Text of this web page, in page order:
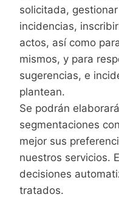
solicitada,
incidencias,
actos, así como
mismos, y para
sugerencias, e
plantean.
Se podrán
segmentaciones
mejor sus
nuestros servicios.
decisiones
tratados.